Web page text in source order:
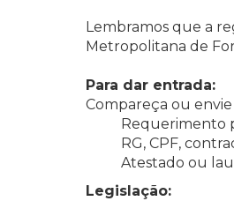
Lembramos que a
Metropolitana de
Para dar entrada:
Compareça ou
Requerimento
RG, CPF,
Atestado ou
Legislação: